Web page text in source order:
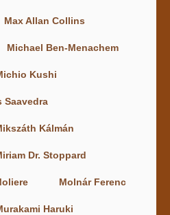
Max Allan Collins
Michael Ben-Menachem
Kushi
Saavedra
Kálmán
Dr. Stoppard
Molnár Ferenc
Haruki